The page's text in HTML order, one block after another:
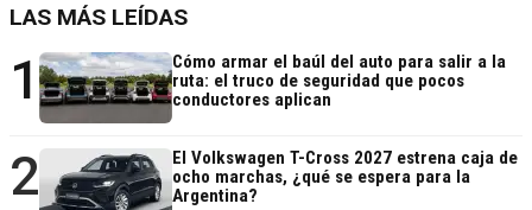
LAS MÁS LEÍDAS
1
Cómo armar el baúl del auto para salir a la
ruta: el truco de seguridad que pocos
conductores aplican
2
El Volkswagen T-Cross 2027 estrena caja de
ocho marchas, ¿qué se espera para la
Argentina?